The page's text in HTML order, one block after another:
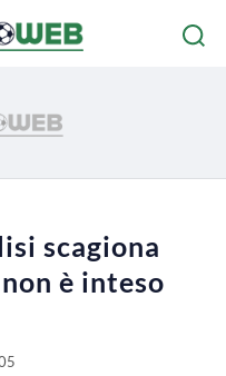
scagiona
è inteso